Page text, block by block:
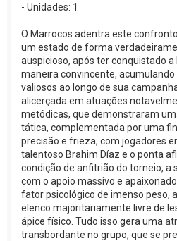
- Unidades: 1
O Marrocos adentra este
um estado de forma
auspicioso, após ter conquistado a
maneira convincente,
valiosos ao longo de sua
alicerçada em atuações
metódicas, que demonstraram
tática, complementada por uma
precisão e frieza, com jogadores
talentoso Brahim Díaz e o ponta
condição de anfitrião do torneio, a
com o apoio massivo e
fator psicológico de imenso peso,
elenco majoritariamente livre de
ápice físico. Tudo isso gera uma
transbordante no grupo, que se